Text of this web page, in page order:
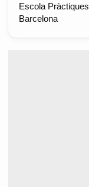
Escola Pràctiques
Barcelona